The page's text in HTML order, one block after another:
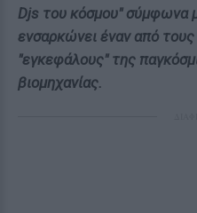
Djs του κόσμου" σύμφωνα
ενσαρκώνει έναν από
"εγκεφάλους" της
βιομηχανίας.